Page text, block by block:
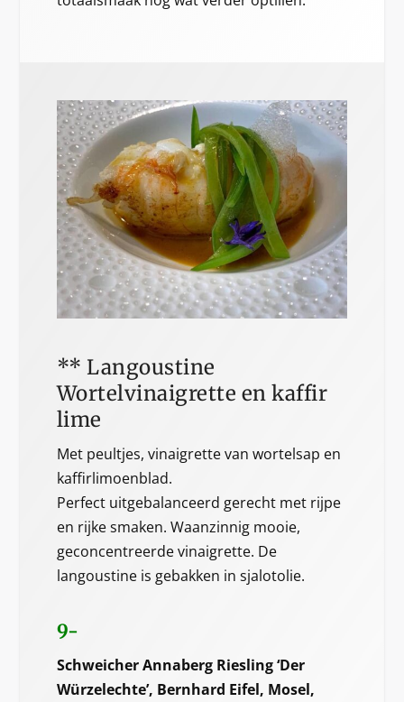
** Langoustine
Wortelvinaigrette en kaffir
lime
Met peultjes, vinaigrette van wortelsap en
kaffirlimoenblad.
Perfect uitgebalanceerd gerecht met rijpe
en rijke smaken. Waanzinnig mooie,
geconcentreerde vinaigrette. De
langoustine is gebakken in sjalotolie.
9-
Schweicher Annaberg Riesling ‘Der
Würzelechte’, Bernhard Eifel, Mosel,